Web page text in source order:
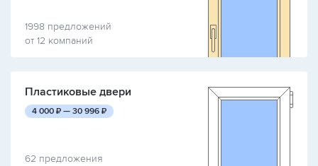
1998 предложений
от 12 компаний
Пластиковые двери
4 000 руб.
₽ — 30 996 руб.
₽
62 предложения